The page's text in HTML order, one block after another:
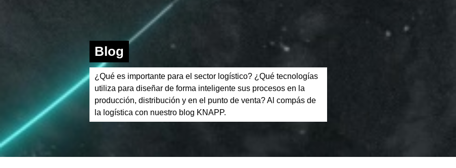
Blog
¿Qué es importante para el sector logístico? ¿Qué tecnologías
utiliza para diseñar de forma inteligente sus procesos en la
producción, distribución y en el punto de venta? Al compás de
la logística con nuestro blog KNAPP.